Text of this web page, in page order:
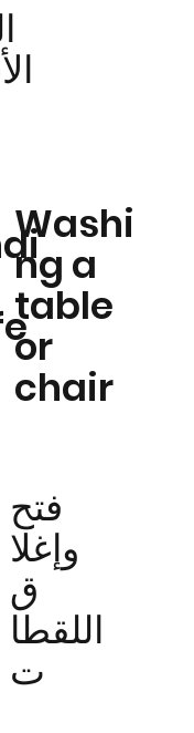
Washi
ng a
table
or
chair
فتح
وإغلا
ق
اللقطا
ت